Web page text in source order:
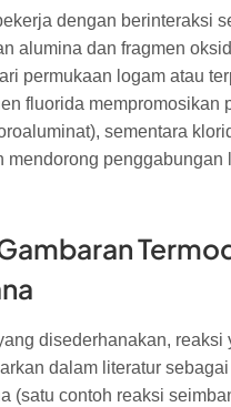
dengan berinteraksi
alumina dan fragmen
permukaan logam atau
fluorida mempromosikan
sementara
mendorong penggabungan
disederhanakan, reaksi
dalam literatur
(satu contoh reaksi